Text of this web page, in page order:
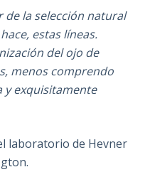
de la selección natural
estas líneas.
del ojo de
menos comprendo
y exquisitamente
laboratorio de Hevner